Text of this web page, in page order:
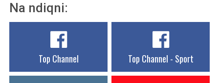
Na ndiqni:
Top Channel Top Channel - Sport